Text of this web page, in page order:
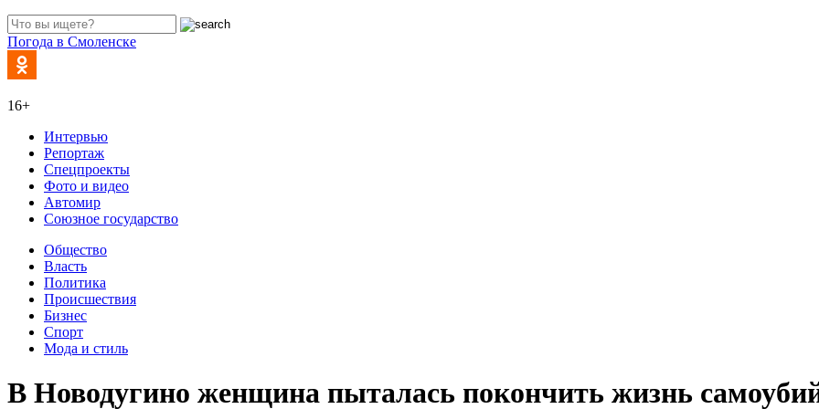
Погода в Смоленске
16+
Интервью
Репортаж
Спецпроекты
Фото и видео
Автомир
Союзное государство
Общество
Власть
Политика
Происшествия
Бизнес
Спорт
Мода и стиль
В Новодугино женщина пыталась покончить жизнь